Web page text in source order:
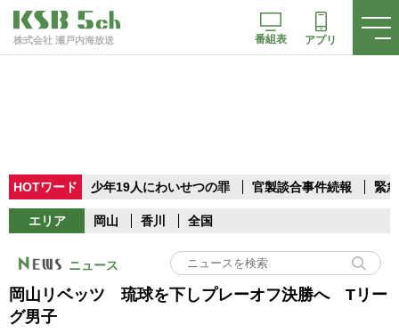
株式会社 瀬戸内海放送 番組表 アプリ
HOTワード 少年19人にわいせつの罪 官製談合事件続報 緊
エリア 岡山 香川 全国
ニュース
岡山リベッツ 琉球を下しプレーオフ決勝へ Tリー
グ男子